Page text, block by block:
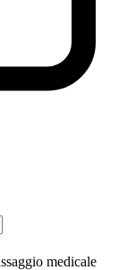
medicale